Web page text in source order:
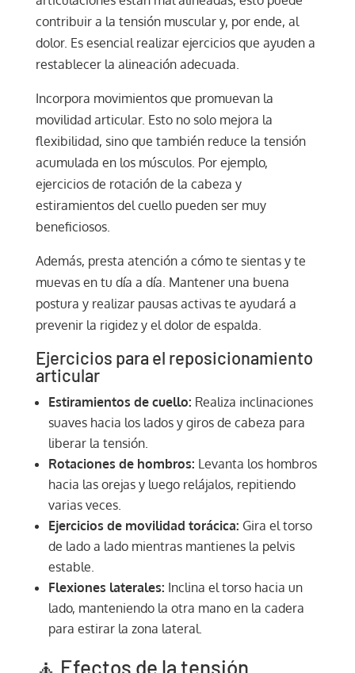
contribuir a la tensión muscular y, por ende, al
dolor. Es esencial realizar ejercicios que ayuden a
restablecer la alineación adecuada.
Incorpora movimientos que promuevan la
movilidad articular. Esto no solo mejora la
flexibilidad, sino que también reduce la tensión
acumulada en los músculos. Por ejemplo,
ejercicios de rotación de la cabeza y
estiramientos del cuello pueden ser muy
beneficiosos.
Además, presta atención a cómo te sientas y te
muevas en tu día a día. Mantener una buena
postura y realizar pausas activas te ayudará a
prevenir la rigidez y el dolor de espalda.
Ejercicios para el reposicionamiento
articular
Estiramientos de cuello: Realiza inclinaciones
suaves hacia los lados y giros de cabeza para
liberar la tensión.
Rotaciones de hombros: Levanta los hombros
hacia las orejas y luego relájalos, repitiendo
varias veces.
Ejercicios de movilidad torácica: Gira el torso
de lado a lado mientras mantienes la pelvis
estable.
Flexiones laterales: Inclina el torso hacia un
lado, manteniendo la otra mano en la cadera
para estirar la zona lateral.
🧘 Efectos de la tensión